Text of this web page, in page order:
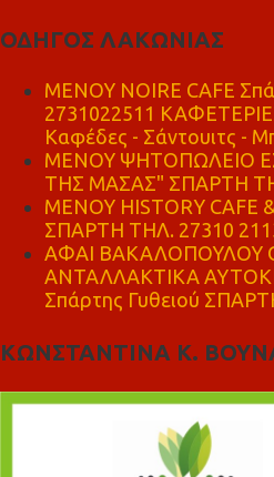
ΟΔΗΓΟΣ ΛΑΚΩΝΙΑΣ
MENOY NOIRE CAFE
2731022511
Καφέδες - Σάντουιτς -
ΜΕΝΟΥ ΨΗΤΟΠΩΛΕΙΟ
ΤΗΣ ΜΑΣΑΣ" ΣΠΑΡΤΗ
ΜΕΝΟΥ HISTORY
ΣΠΑΡΤΗ ΤΗΛ. 27310
ΑΦΑΙ ΒΑΚΑΛΟΠΟΥΛΟΥ
ΑΝΤΑΛΛΑΚΤΙΚΑ
Σπάρτης Γυθειού
ΚΩΝΣΤΑΝΤΙΝΑ Κ.